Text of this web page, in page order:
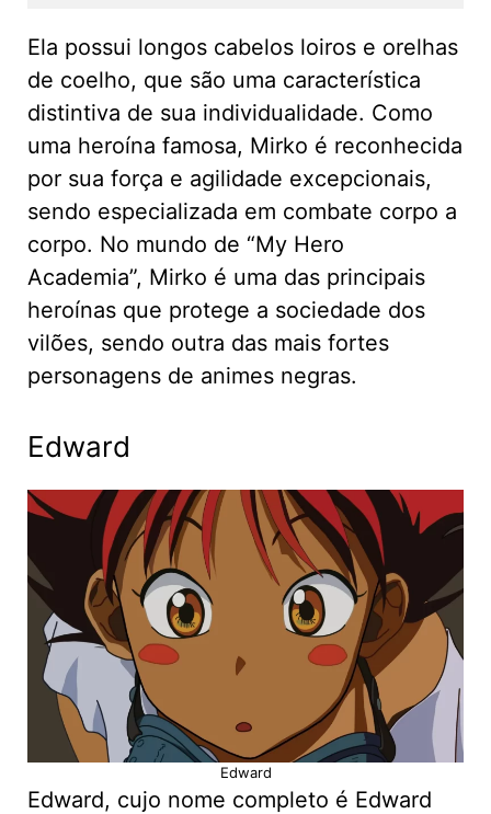
Ela possui longos cabelos loiros e orelhas
de coelho, que são uma característica
distintiva de sua individualidade. Como
uma heroína famosa, Mirko é reconhecida
por sua força e agilidade excepcionais,
sendo especializada em combate corpo a
corpo. No mundo de “My Hero
Academia”, Mirko é uma das principais
heroínas que protege a sociedade dos
vilões, sendo outra das mais fortes
personagens de animes negras.
Edward
Edward
Edward, cujo nome completo é Edward